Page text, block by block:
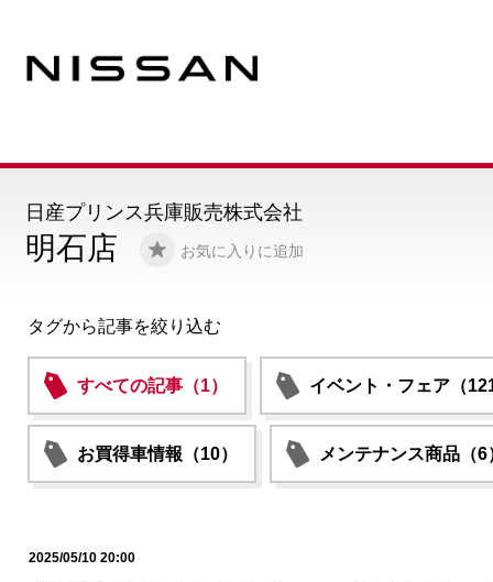
明石店 お気に入りに追加
日産プリンス兵庫販売株式会社
タグから記事を絞り込む
すべての記事（1） イベント・フェア（
お買得車情報（10） メンテナンス商品（6
2025/05/10 20:00